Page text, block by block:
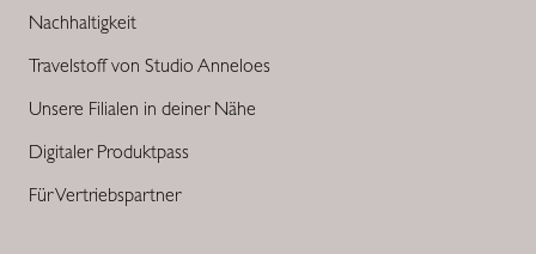
Nachhaltigkeit
Travelstoff von Studio Anneloes
Unsere Filialen in deiner Nähe
Digitaler Produktpass
Für Vertriebspartner